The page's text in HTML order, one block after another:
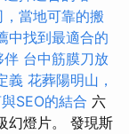
當地可靠的搬
中找到最適合的
伴 台中筋膜刀放
義 花葬陽明山，
SEO的結合 六
幻燈片。 發現斯